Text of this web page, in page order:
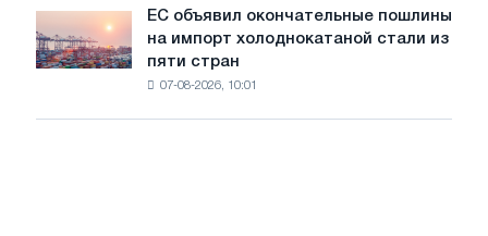
трамвайных
путей
Ярославля
объявил
окончательные
ЕС объявил окончательные пошлины
на импорт холоднокатаной стали из
пяти стран
07-08-2026, 10:01